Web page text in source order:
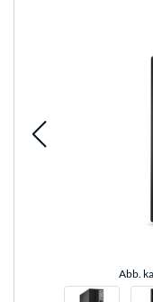
Abb.